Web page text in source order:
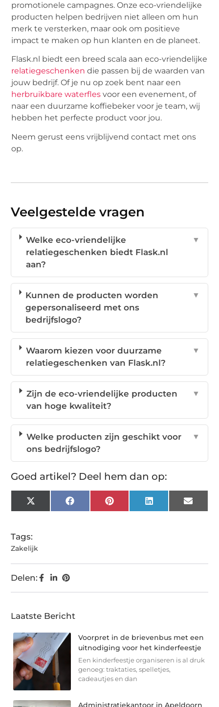
promotionele campagnes. Onze eco-vriendelijke
producten helpen bedrijven niet alleen om hun
merk te versterken, maar ook om positieve
impact te maken op hun klanten en de planeet.
Flask.nl biedt een breed scala aan eco-vriendelijke
relatiegeschenken die passen bij de waarden van
jouw bedrijf. Of je nu op zoek bent naar een
herbruikbare waterfles voor een evenement, of
naar een duurzame koffiebeker voor je team, wij
hebben het perfecte product voor jou.
Neem gerust eens vrijblijvend contact met ons
op.
Veelgestelde vragen
Welke eco-vriendelijke
relatiegeschenken biedt Flask.nl
aan?
▼
Kunnen de producten worden
gepersonaliseerd met ons
bedrijfslogo?
▼
Waarom kiezen voor duurzame
relatiegeschenken van Flask.nl?
▼
Zijn de eco-vriendelijke producten
van hoge kwaliteit?
▼
Welke producten zijn geschikt voor
ons bedrijfslogo?
▼
Goed artikel? Deel hem dan op:
X
(Twitter)
FacebookPinterest LinkedIn Email
Tags:
Zakelijk
Delen:
Laatste Bericht
Voorpret in de brievenbus met een
uitnodiging voor het kinderfeestje
Een kinderfeestje organiseren is al druk
genoeg: traktaties, spelletjes,
cadeautjes en dan
Administratiekantoor in Apeldoorn